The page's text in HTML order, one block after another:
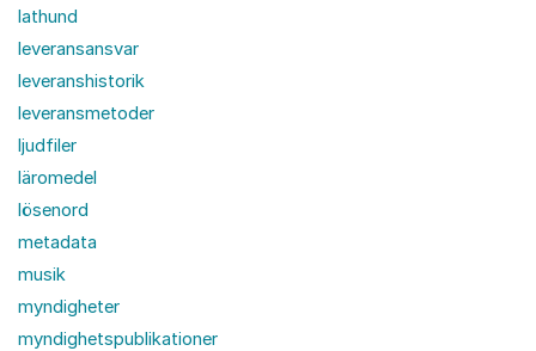
lathund
leveransansvar
leveranshistorik
leveransmetoder
ljudfiler
läromedel
lösenord
metadata
musik
myndigheter
myndighetspublikationer